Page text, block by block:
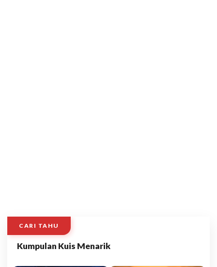
CARI TAHU
Kumpulan Kuis Menarik